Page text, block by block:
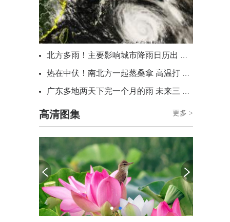
北方多雨！主要影响城市降雨日历出炉 看哪里雨水超长待机
热在中伏！南北方一起蒸桑拿 高温打卡日历看哪里热力持久
广东多地两天下完一个月的雨 未来三天“红霞”残涡将北上一路洒水
高清图集 更多 >